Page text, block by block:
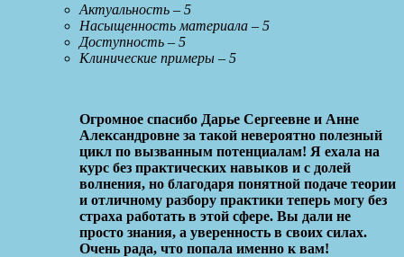
Актуальность – 5
Насыщенность материала – 5
Доступность – 5
Клинические примеры – 5
Огромное спасибо Дарье Сергеевне и Анне
Александровне за такой невероятно полезный
цикл по вызванным потенциалам! Я ехала на
курс без практических навыков и с долей
волнения, но благодаря понятной подаче теории
и отличному разбору практики теперь могу без
страха работать в этой сфере. Вы дали не
просто знания, а уверенность в своих силах.
Очень рада, что попала именно к вам!